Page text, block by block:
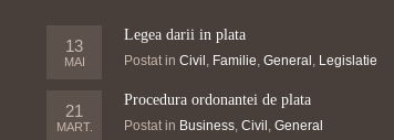
13
MAI
Legea darii in plata
Postat in Civil , Familie, General , Legislatie
21
MART.
Procedura ordonantei de plata
Postat in Business, Civil , General